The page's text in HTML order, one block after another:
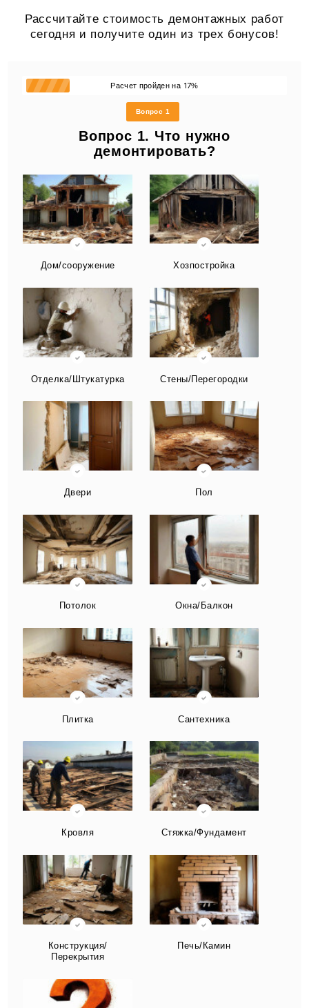
Рассчитайте стоимость демонтажных работ
сегодня и получите один из трех бонусов!
Расчет пройден на 17%
Вопрос 1
Вопрос 1. Что нужно
демонтировать?
Дом/сооружение Хозпостройка
Отделка/Штукатурка Стены/Перегородки
Двери Пол
Потолок Окна/Балкон
Плитка Сантехника
Кровля Стяжка/Фундамент
Конструкция/
Перекрытия
Печь/Камин